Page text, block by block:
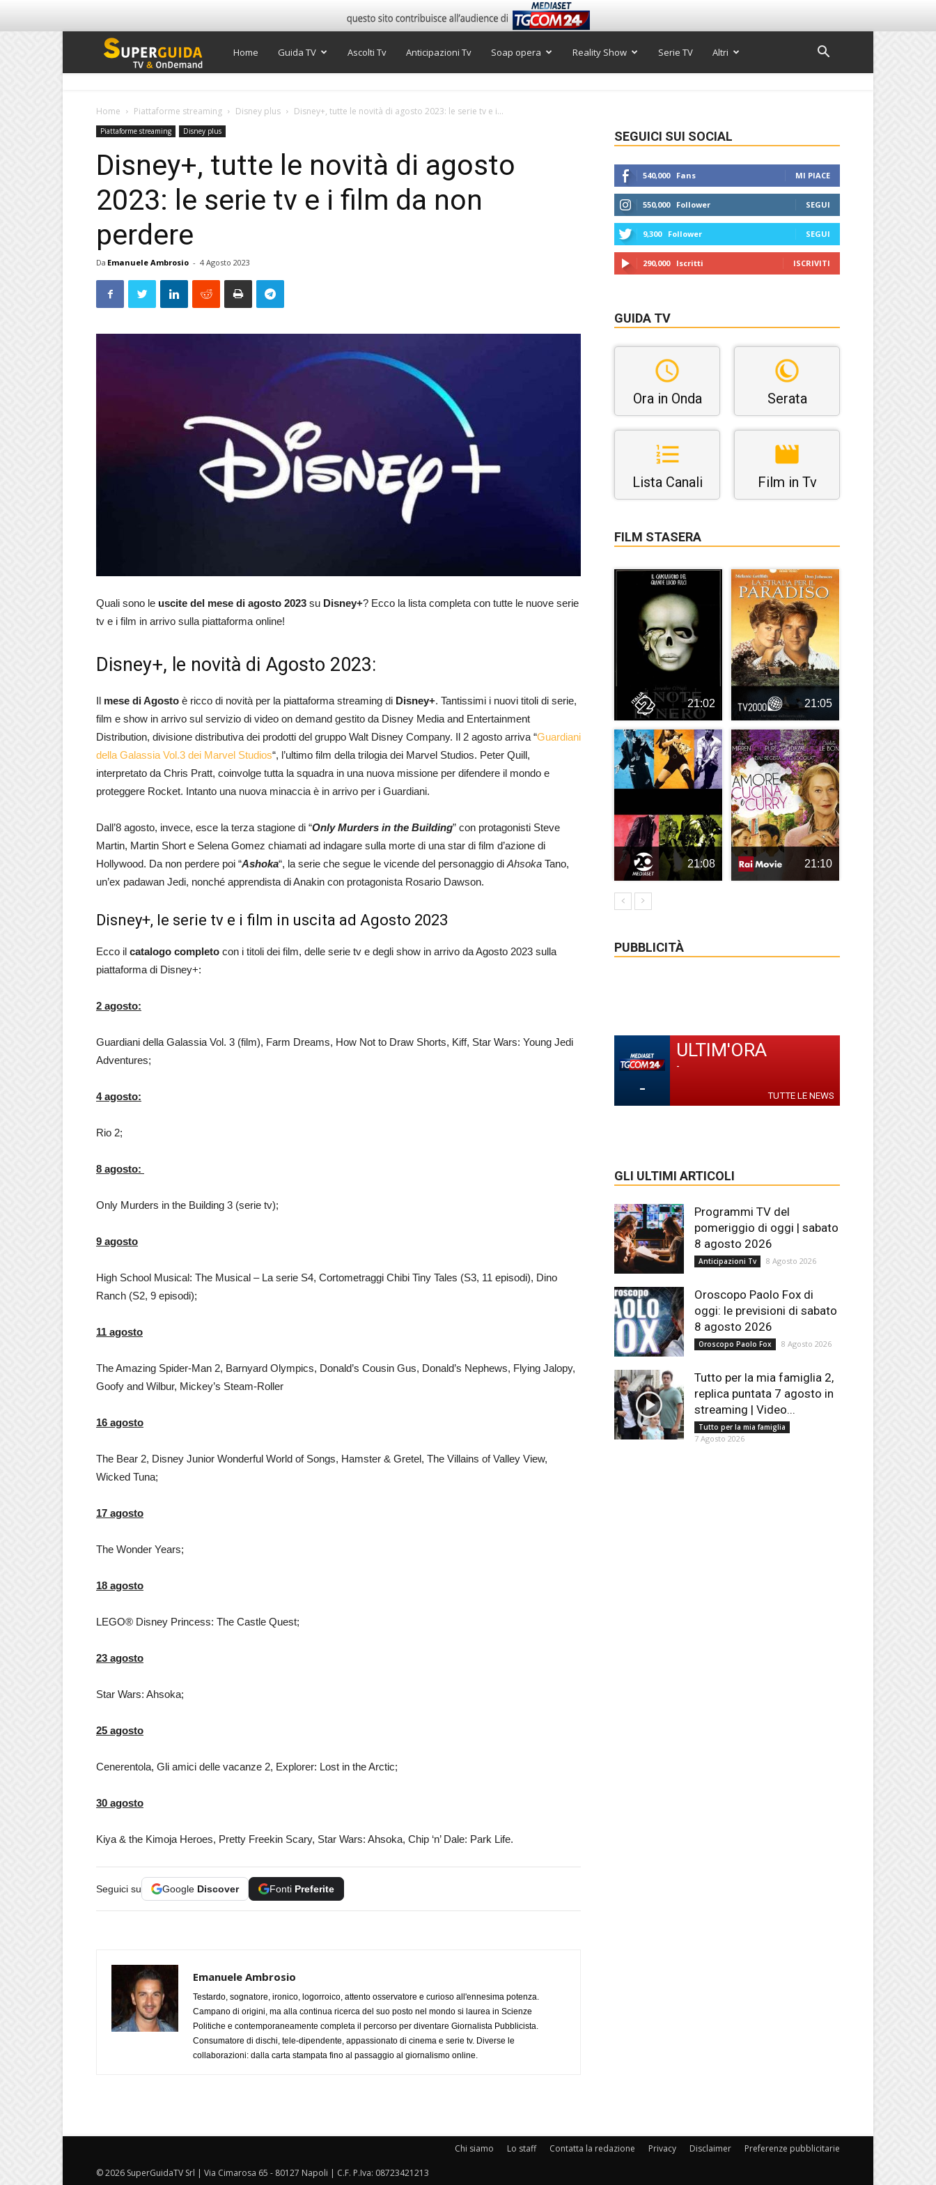
Super
TV
Home Guida TV Ascolti Tv Anticipazioni Tv Soap opera Reality Show Serie TV Altri
Home Piattaforme streaming Disney plus Disney+, tutte le novità di agosto 2023: le serie tv e i...
Piattaforme streaming Disney plus
Disney+, tutte le novità di agosto
2023: le serie tv e i film da non
perdere
Da Emanuele Ambrosio - 4 Agosto 2023
Quali sono le uscite del mese di agosto 2023 su Disney+? Ecco la lista completa con tutte le nuove serie
tv e i film in arrivo sulla piattaforma online!
Disney+, le novità di Agosto 2023:
Il mese di Agosto è ricco di novità per la piattaforma streaming di Disney+. Tantissimi i nuovi titoli di serie,
film e show in arrivo sul servizio di video on demand gestito da Disney Media and Entertainment
Distribution, divisione distributiva dei prodotti del gruppo Walt Disney Company. Il 2 agosto arriva “Guardiani
della Galassia Vol.3 dei Marvel Studios“, l’ultimo film della trilogia dei Marvel Studios. Peter Quill,
interpretato da Chris Pratt, coinvolge tutta la squadra in una nuova missione per difendere il mondo e
proteggere Rocket. Intanto una nuova minaccia è in arrivo per i Guardiani.
Dall’8 agosto, invece, esce la terza stagione di “Only Murders in the Building” con protagonisti Steve
Martin, Martin Short e Selena Gomez chiamati ad indagare sulla morte di una star di film d’azione di
Hollywood. Da non perdere poi “Ashoka“, la serie che segue le vicende del personaggio di Ahsoka Tano,
un’ex padawan Jedi, nonché apprendista di Anakin con protagonista Rosario Dawson.
Disney+, le serie tv e i film in uscita ad Agosto 2023
Ecco il catalogo completo con i titoli dei film, delle serie tv e degli show in arrivo da Agosto 2023 sulla
piattaforma di Disney+:
2 agosto:
Guardiani della Galassia Vol. 3 (film), Farm Dreams, How Not to Draw Shorts, Kiff, Star Wars: Young Jedi
Adventures;
4 agosto:
Rio 2;
8 agosto:
Only Murders in the Building 3 (serie tv);
9 agosto
High School Musical: The Musical – La serie S4, Cortometraggi Chibi Tiny Tales (S3, 11 episodi), Dino
Ranch (S2, 9 episodi);
11 agosto
The Amazing Spider-Man 2, Barnyard Olympics, Donald’s Cousin Gus, Donald’s Nephews, Flying Jalopy,
Goofy and Wilbur, Mickey’s Steam-Roller
16 agosto
The Bear 2, Disney Junior Wonderful World of Songs, Hamster & Gretel, The Villains of Valley View,
Wicked Tuna;
17 agosto
The Wonder Years;
18 agosto
LEGO® Disney Princess: The Castle Quest;
23 agosto
Star Wars: Ahsoka;
25 agosto
Cenerentola, Gli amici delle vacanze 2, Explorer: Lost in the Arctic;
30 agosto
Kiya & the Kimoja Heroes, Pretty Freekin Scary, Star Wars: Ahsoka, Chip ‘n’ Dale: Park Life.
Seguici su Google Discover Fonti Preferite
Emanuele Ambrosio
Testardo, sognatore, ironico, logorroico, attento osservatore e curioso all'ennesima potenza.
Campano di origini, ma alla continua ricerca del suo posto nel mondo si laurea in Scienze
Politiche e contemporaneamente completa il percorso per diventare Giornalista Pubblicista.
Consumatore di dischi, tele-dipendente, appassionato di cinema e serie tv. Diverse le
collaborazioni: dalla carta stampata fino al passaggio al giornalismo online.
SEGUICI SUI SOCIAL
540,000 Fans MI PIACE
550,000 Follower SEGUI
9,300 Follower SEGUI
290,000 Iscritti ISCRIVITI
GUIDA TV
Ora in Onda Serata
Lista Canali Film in Tv
FILM STASERA
21:02 21:05
21:08 21:10
PUBBLICITÀ
-
ULTIM'ORA
-
TUTTE LE NEWS
GLI ULTIMI ARTICOLI
Programmi TV del
pomeriggio di oggi | sabato
8 agosto 2026
Anticipazioni Tv 8 Agosto 2026
Oroscopo Paolo Fox di
oggi: le previsioni di sabato
8 agosto 2026
Oroscopo Paolo Fox 8 Agosto 2026
Tutto per la mia famiglia 2,
replica puntata 7 agosto in
streaming | Video...
Tutto per la mia famiglia
7 Agosto 2026
Chi siamo Lo staff Contatta la redazione Privacy Disclaimer Preferenze pubblicitarie
© 2026 SuperGuidaTV Srl | Via Cimarosa 65 - 80127 Napoli | C.F. P.Iva: 08723421213